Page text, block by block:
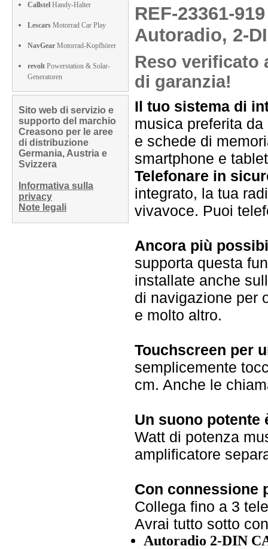
Callstel Handy-Halter
Lescars Motorrad Car Play
NavGear Motorrad-Kopfhörer
revolt Powerstation & Solar-
Generatoren
Sito web di servizio e
supporto del marchio
Creasono per le aree
di distribuzione
Germania, Austria e
Svizzera
Informativa sulla
privacy
Note legali
REF-23361-
Autoradio, 2-
Reso verificato
di garanzia!
Il tuo sistema di
musica preferita
e schede di
smartphone e
Telefonare in
integrato, la tua
vivavoce. Puoi
Ancora più
supporta questa
installate anche
di navigazione per
e molto altro.
Touchscreen per
semplicemente
cm. Anche le
Un suono potente
Watt di potenza
amplificatore
Con connessione
Collega fino a 3
Avrai tutto sotto
Autoradio 2-DIN